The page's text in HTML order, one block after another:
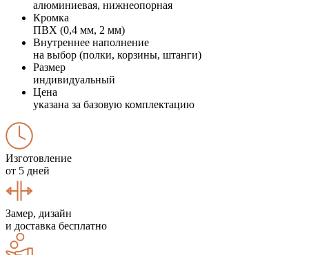
алюминиевая, нижнеопорная
Кромка
ПВХ (0,4 мм, 2 мм)
Внутреннее наполнение
на выбор (полки, корзины, штанги)
Размер
индивидуальный
Цена
указана за базовую комплектацию
Изготовление
от 5 дней
Замер, дизайн
и доставка бесплатно